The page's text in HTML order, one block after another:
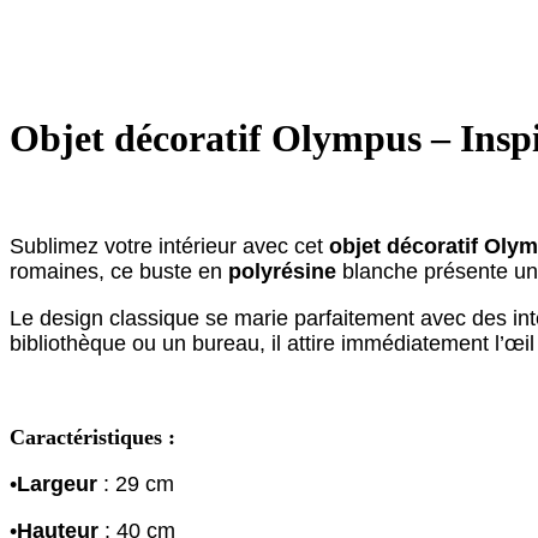
Objet décoratif Olympus –
Sublimez votre intérieur avec cet objet décoratif
romaines, ce buste en polyrésine blanche présente
Le design classique se marie parfaitement avec des
bibliothèque ou un bureau, il attire immédiatement
Caractéristiques :
•Largeur : 29 cm
•Hauteur : 40 cm